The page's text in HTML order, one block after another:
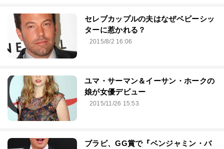
セレブカップルの夫はなぜベビーシッ
ターに惹かれる？
2015/8/2 16:06
ユマ・サーマン＆イーサン・ホークの
娘が女優デビュー
2015/11/26 15:53
ブラピ、GG賞で『ベンジャミン・バ